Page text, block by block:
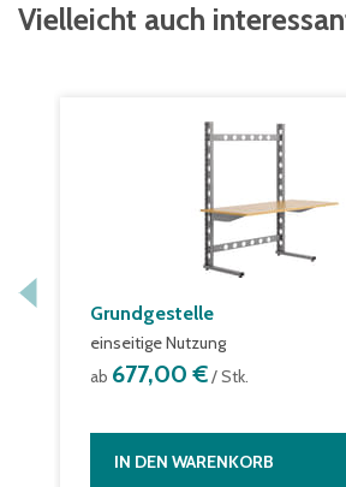
Vielleicht auch
Grundgestelle
einseitige Nutzung
ab 677,00 €/ Stk.
IN DEN WARENKORB